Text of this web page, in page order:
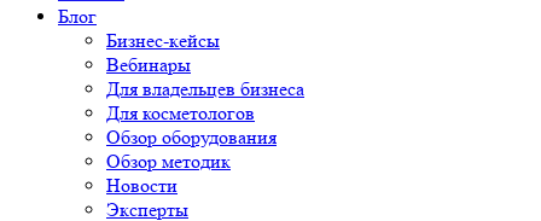
Блог
Бизнес-кейсы
Вебинары
Для владельцев бизнеса
Для косметологов
Обзор оборудования
Обзор методик
Новости
Эксперты